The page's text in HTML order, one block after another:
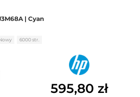
| Cyan
0na 5
6000 str.
595,80 zł